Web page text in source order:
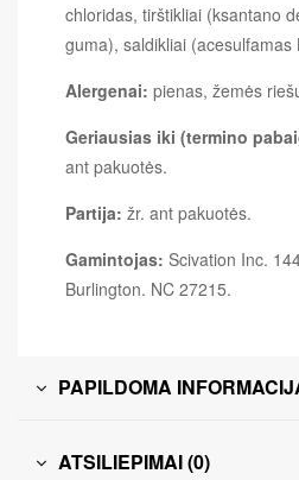
chloridas, tirštikliai (ksantano
guma), saldikliai (acesulfamas
Alergenai: pienas, žemės
Geriausias iki (termino
ant pakuotės.
Partija: žr. ant pakuotės.
Gamintojas: Scivation Inc.
Burlington. NC 27215.
PAPILDOMA
ATSILIEPIMAI (0)